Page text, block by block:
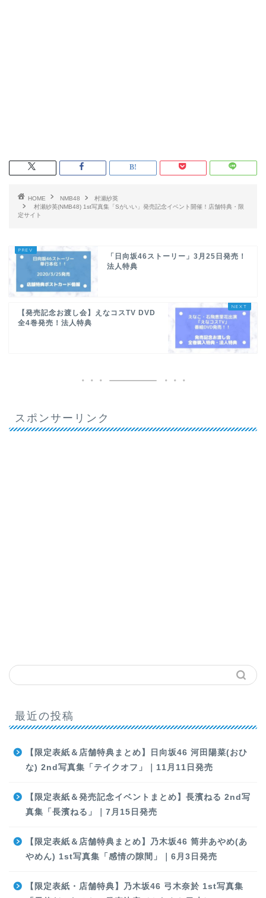
HOME NMB48
村瀬紗英
村瀬紗英(NMB48) 1st写真集「Sがいい」発売記念イベント開催！店舗特典・限
定サイト
「日向坂46ストーリー」3月25日発売！
法人特典
【発売記念お渡し会】えなコスTV DVD
全4巻発売！法人特典
スポンサーリンク
最近の投稿
【限定表紙＆店舗特典まとめ】日向坂46 河田陽菜(おひ
な) 2nd写真集「テイクオフ」｜11月11日発売
【限定表紙＆発売記念イベントまとめ】長濱ねる 2nd写
真集「長濱ねる」｜7月15日発売
【限定表紙＆店舗特典まとめ】乃木坂46 筒井あやめ(あ
やめん) 1st写真集「感情の隙間」｜6月3日発売
【限定表紙・店舗特典】乃木坂46 弓木奈於 1st写真集